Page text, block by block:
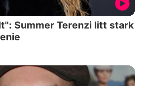
Summer Terenzi litt stark